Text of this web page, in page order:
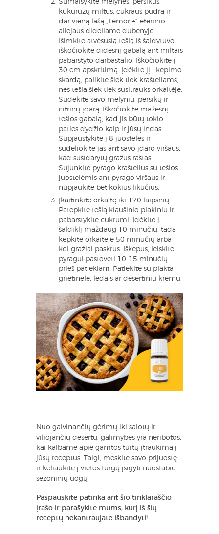
Sumaišykite mėlynes, persikus,
kukurūzų miltus, cukraus pudrą ir
dar vieną lašą „Lemon+“ eterinio
aliejaus dideliame dubenyje.
Išimkite atvėsusią tešlą iš šaldytuvo,
iškočiokite didesnį gabalą ant miltais
pabarstyto darbastalio. Iškočiokite į
30 cm apskritimą. Įdėkite jį į kepimo
skardą, palikite šiek tiek krašteliams,
nes tešla šiek tiek susitrauks orkaitėje.
Sudėkite savo mėlynių, persikų ir
citrinų įdarą. Iškočiokite mažesnį
tešlos gabalą, kad jis būtų tokio
paties dydžio kaip ir jūsų indas.
Supjaustykite į 8 juosteles ir
sudėliokite jas ant savo įdaro viršaus,
kad susidarytų gražus raštas.
Sujunkite pyrago kraštelius su tešlos
juostelėmis ant pyrago viršaus ir
nupjaukite bet kokius likučius.
Įkaitinkite orkaitę iki 170 laipsnių.
Patepkite tešlą kiaušinio plakiniu ir
pabarstykite cukrumi. Įdėkite į
šaldiklį maždaug 10 minučių, tada
kepkite orkaitėje 50 minučių arba
kol gražiai paskrus. Iškepus, leiskite
pyragui pastovėti 10-15 minučių
prieš patiekiant. Patiekite su plakta
grietinėle, ledais ar desertiniu kremu.
Nuo gaivinančių gėrimų iki salotų ir
viliojančių desertų, galimybės yra neribotos,
kai kalbame apie gamtos turtų įtraukimą į
jūsų receptus. Taigi, meskite savo prijuostę
ir keliaukite į vietos turgų įsigyti nuostabių
sezoninių uogų.
Paspauskite patinka ant šio tinklaraščio
įrašo ir parašykite mums, kurį iš šių
receptų nekantraujate išbandyti!